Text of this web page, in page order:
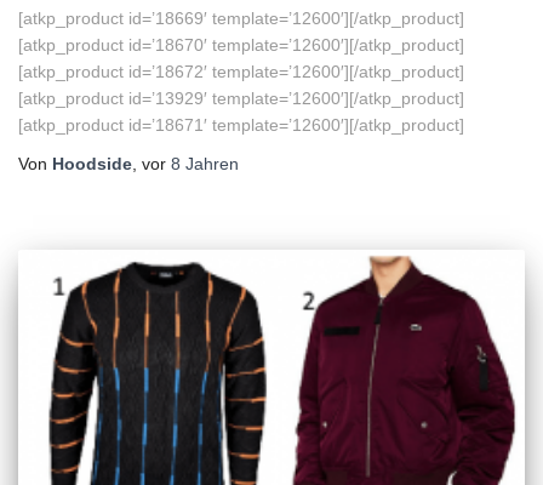
[atkp_product id=’18669′ template=’12600′][/atkp_product]
[atkp_product id=’18670′ template=’12600′][/atkp_product]
[atkp_product id=’18672′ template=’12600′][/atkp_product]
[atkp_product id=’13929′ template=’12600′][/atkp_product]
[atkp_product id=’18671′ template=’12600′][/atkp_product]
Von Hoodside , vor 8 Jahren